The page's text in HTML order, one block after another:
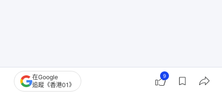
在Google
追蹤《香港01》
9